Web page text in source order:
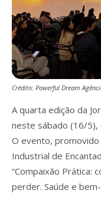
Crédito: Powerful Dream
A quarta edição da
neste sábado (16/5),
O evento, promovido
Industrial de
“Compaixão Prática:
perder. Saúde e